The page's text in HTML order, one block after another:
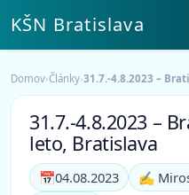
KŠN Bratislava
Domov›Články›31.7.-4.8.2023 –
31.7.-4.8.2023 –
leto, Bratislava
📅04.08.2023 ✍️